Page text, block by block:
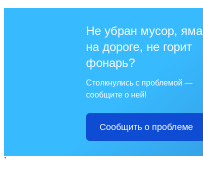
Не убран мусор, яма
на дороге, не горит
фонарь?
Столкнулись с проблемой —
сообщите о ней!
Сообщить о проблеме
`